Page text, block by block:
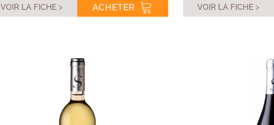
VOIR LA FICHE ACHETER VOIR LA FICHE